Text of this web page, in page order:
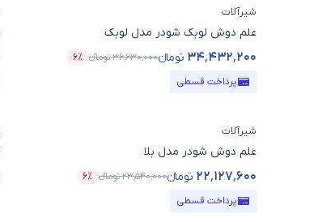
شیرآلات
علم دوش لوبک شودر مدل لوبک
۳۴٬۴۳۲٬۲۰۰ تومانء۳۶٬۶۳۰٬۰۰۰تومانء
قیمت محصول
۶٪
درصد تخفیف
پرداخت قسطی
شیرآلات
علم دوش شودر مدل بلا
۲۲٬۱۲۷٬۶۰۰ تومانء۲۳٬۵۴۰٬۰۰۰تومانء
قیمت محصول
۶٪
درصد تخفیف
پرداخت قسطی